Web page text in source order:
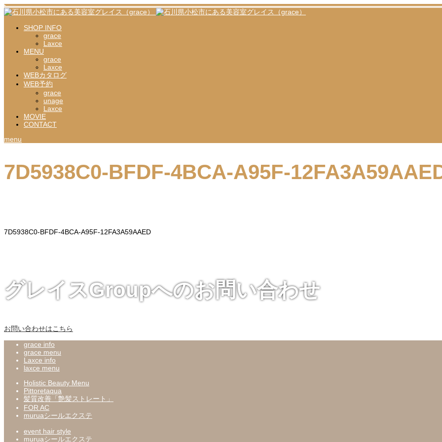
SHOP INFO
grace
Laxce
MENU
grace
Laxce
WEBカタログ
WEB予約
grace
unage
Laxce
MOVIE
CONTACT
menu
7D5938C0-BFDF-4BCA-A95F-
7D5938C0-BFDF-4BCA-A95F-12FA3A59AAED
グレイスGroupへのお問い合わせ
お問い合わせはこちら
grace info
grace menu
Laxce info
laxce menu
Holistic Beauty Menu
Pittoretaqua
髪質改善「艶髪ストレート」
FOR AC
muruaシールエクステ
event hair style
muruaシールエクステ